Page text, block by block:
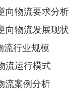
向物流要求分析
向物流发展现状
流行业规模
流运行模式
流案例分析